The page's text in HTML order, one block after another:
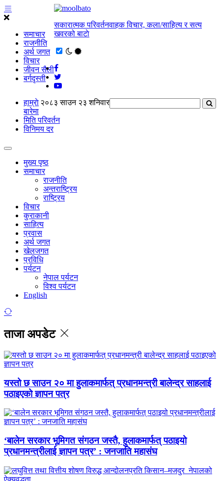
समाचार
राजनीति
अर्थ जगत
विचार
जीवन सैली
बर्गदृस्ती
सकारात्मक परिवर्तनवाहक विचार, कला/साहित्य र सत्य
खवरको बाटाे
२०८३ साउन २३ शनिवार
हाम्राे
बारेमा
मिति परिवर्तन
विनिमय दर
मुख्य पृष्ठ
समाचार
राजनीति
अन्तराष्ट्रिय
राष्ट्रिय
विचार
कुराकानी
साहित्य
प्रवास
अर्थ जगत
खेलजगत
प्रविधि
पर्यटन
नेपाल पर्यटन
विश्व पर्यटन
English
ताजा अपडेट
यस्तो छ साउन २० मा हुलाकमार्फत् प्रधानमन्त्री बालेन्द्र साहलाई
पठाइएको ज्ञापन पत्र
‘बालेन सरकार भूमिगत संगठन जस्तै, हुलाकमार्फत् पठाइयो
प्रधानमन्त्रीलाई ज्ञापन पत्र’ : जनजाति महासंघ